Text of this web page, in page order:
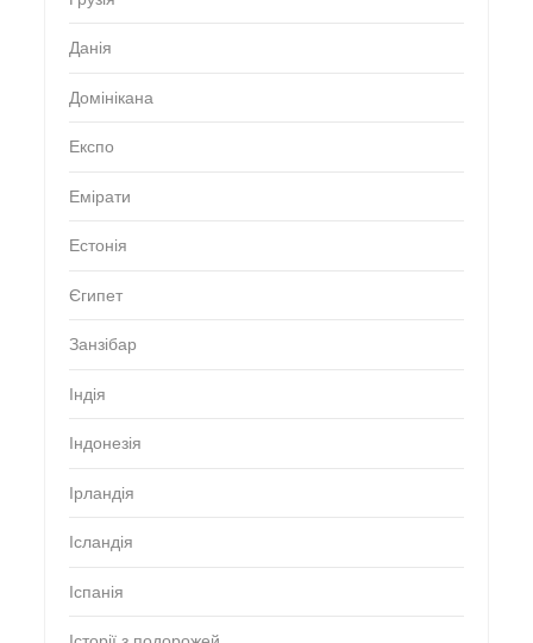
Данія
Домінікана
Експо
Емірати
Естонія
Єгипет
Занзібар
Індія
Індонезія
Ірландія
Ісландія
Іспанія